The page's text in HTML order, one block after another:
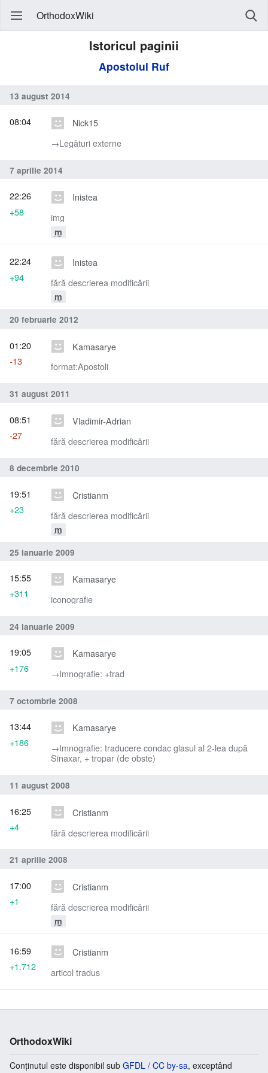
OrthodoxWiki
Istoricul paginii
Apostolul Ruf
13 august 2014
Nick15
→‎Legături externe
08:04
7 aprilie 2014
Inistea
img
m
22:26
+58
Inistea
fără descrierea modificării
m
22:24
+94
20 februarie 2012
Kamasarye
format:Apostoli
01:20
-13
31 august 2011
Vladimir-Adrian
fără descrierea modificării
08:51
-27
8 decembrie 2010
Cristianm
fără descrierea modificării
m
19:51
+23
25 ianuarie 2009
Kamasarye
iconografie
15:55
+311
24 ianuarie 2009
Kamasarye
→‎Imnografie: +trad
19:05
+176
7 octombrie 2008
Kamasarye
→‎Imnografie: traducere condac glasul al 2-lea după
Sinaxar, + tropar (de obste)
13:44
+186
11 august 2008
Cristianm
fără descrierea modificării
16:25
+4
21 aprilie 2008
Cristianm
fără descrierea modificării
m
17:00
+1
Cristianm
articol tradus
16:59
+1.712
OrthodoxWiki
Conținutul este disponibil sub GFDL / CC by-sa, exceptând